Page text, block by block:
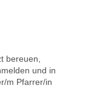
bereuen,
und in
m Pfarrer/in